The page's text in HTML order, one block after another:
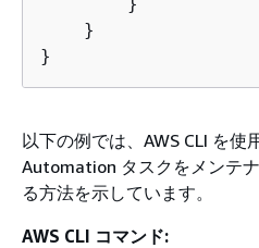
    }
}
以下の例では、AWS CLI を
Automation タスクをメンテ
る方法を示しています。
AWS CLI コマンド: